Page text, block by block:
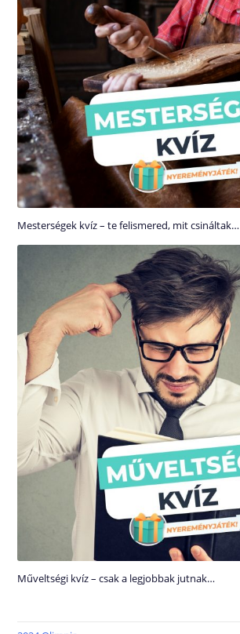
Mesterségek kvíz – te felismered, mit csináltak…
Műveltségi kvíz – csak a legjobbak jutnak…